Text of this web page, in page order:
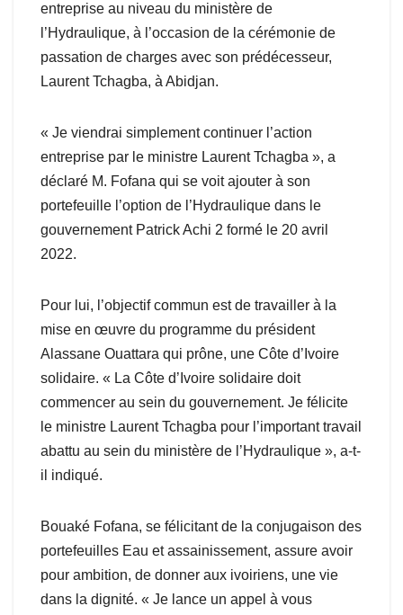
entreprise au niveau du ministère de
l’Hydraulique, à l’occasion de la cérémonie de
passation de charges avec son prédécesseur,
Laurent Tchagba, à Abidjan.
« Je viendrai simplement continuer l’action
entreprise par le ministre Laurent Tchagba », a
déclaré M. Fofana qui se voit ajouter à son
portefeuille l’option de l’Hydraulique dans le
gouvernement Patrick Achi 2 formé le 20 avril
2022.
Pour lui, l’objectif commun est de travailler à la
mise en œuvre du programme du président
Alassane Ouattara qui prône, une Côte d’Ivoire
solidaire. « La Côte d’Ivoire solidaire doit
commencer au sein du gouvernement. Je félicite
le ministre Laurent Tchagba pour l’important travail
abattu au sein du ministère de l’Hydraulique », a-t-
il indiqué.
Bouaké Fofana, se félicitant de la conjugaison des
portefeuilles Eau et assainissement, assure avoir
pour ambition, de donner aux ivoiriens, une vie
dans la dignité. « Je lance un appel à vous